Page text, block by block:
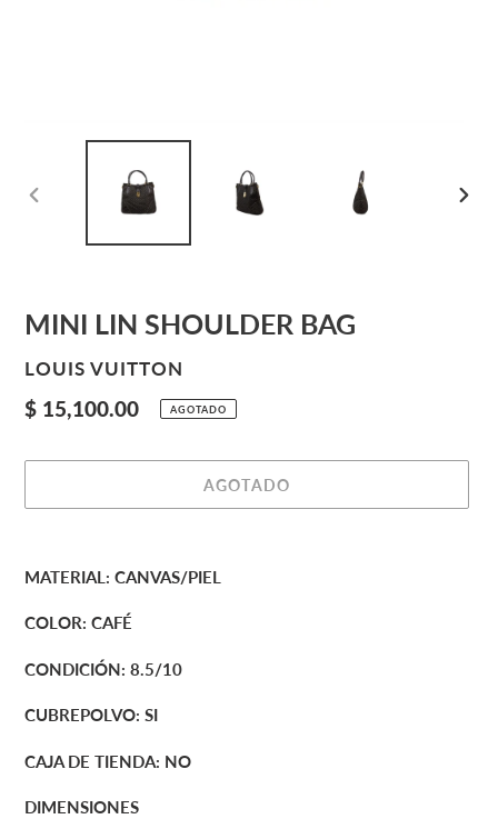
MINI LIN SHOULDER BAG
PROVEEDOR
LOUIS VUITTON
Precio
$ 15,100.00 AGOTADO
AGOTADO
el
a
carrito
compra
MATERIAL: CANVAS/PIEL
COLOR: CAFÉ
CONDICIÓN: 8.5/10
CUBREPOLVO: SI
CAJA DE TIENDA: NO
DIMENSIONES